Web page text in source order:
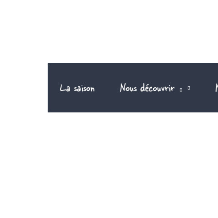
La saison Nous découvrir